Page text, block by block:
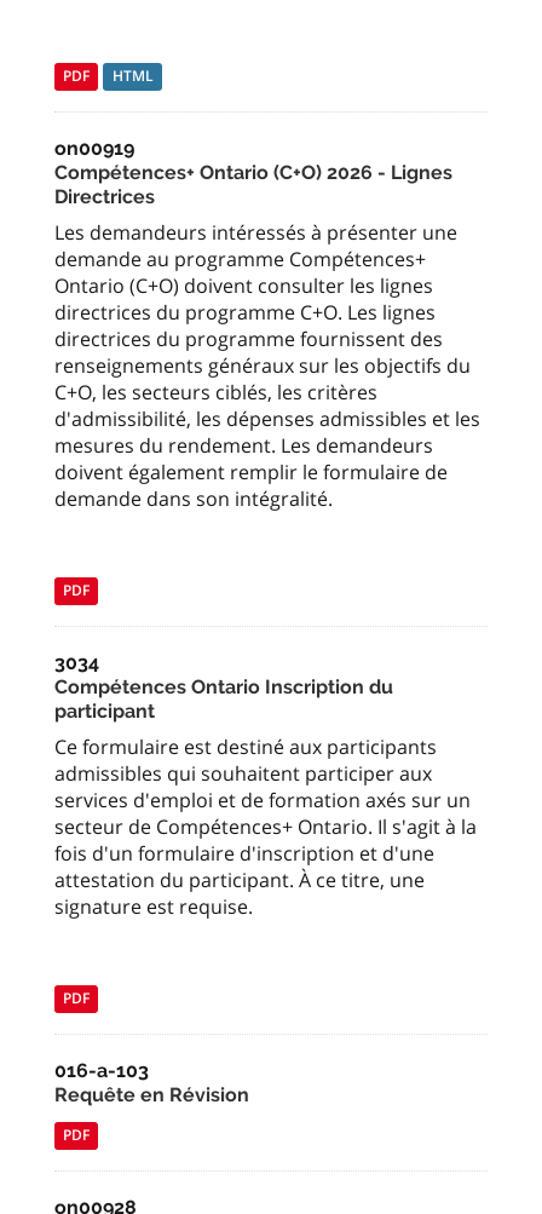
PDF HTML
on00919
Compétences+ Ontario (C+O) 2026 - Lignes
Directrices
Les demandeurs intéressés à présenter une
demande au programme Compétences+
Ontario (C+O) doivent consulter les lignes
directrices du programme C+O. Les lignes
directrices du programme fournissent des
renseignements généraux sur les objectifs du
C+O, les secteurs ciblés, les critères
d'admissibilité, les dépenses admissibles et les
mesures du rendement. Les demandeurs
doivent également remplir le formulaire de
demande dans son intégralité.
PDF
3034
Compétences Ontario Inscription du
participant
Ce formulaire est destiné aux participants
admissibles qui souhaitent participer aux
services d'emploi et de formation axés sur un
secteur de Compétences+ Ontario. Il s'agit à la
fois d'un formulaire d'inscription et d'une
attestation du participant. À ce titre, une
signature est requise.
PDF
016-a-103
Requête en Révision
PDF
on00928